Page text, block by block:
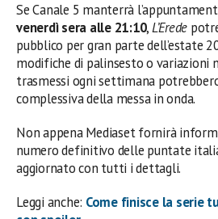
Se Canale 5 manterrà
venerdì sera alle 21:10,L’Erede
pubblico per gran parte dell’estate
modifiche di palinsesto o variazioni
trasmessi ogni settimana
complessiva della messa in onda.
Non appena Mediaset fornirà
numero definitivo delle puntate
aggiornato con tutti i dettagli.
Leggi anche: Come finisce la serie